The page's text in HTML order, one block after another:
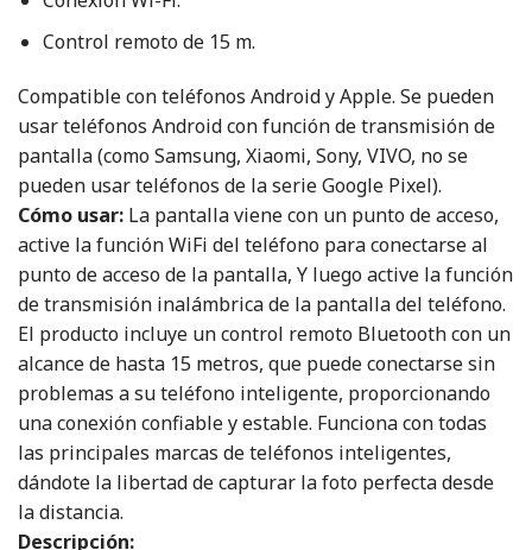
Control remoto de 15 m.
Compatible con teléfonos Android y Apple. Se pueden
usar teléfonos Android con función de transmisión de
pantalla (como Samsung, Xiaomi, Sony, VIVO, no se
pueden usar teléfonos de la serie Google Pixel).
Cómo usar: La pantalla viene con un punto de acceso,
active la función WiFi del teléfono para conectarse al
punto de acceso de la pantalla, Y luego active la función
de transmisión inalámbrica de la pantalla del teléfono.
El producto incluye un control remoto Bluetooth con un
alcance de hasta 15 metros, que puede conectarse sin
problemas a su teléfono inteligente, proporcionando
una conexión confiable y estable. Funciona con todas
las principales marcas de teléfonos inteligentes,
dándote la libertad de capturar la foto perfecta desde
la distancia.
Descripción: